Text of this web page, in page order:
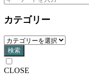
カテゴリー
検索
CLOSE